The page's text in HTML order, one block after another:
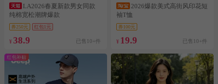
LA2026春夏新款男女同款
纯棉宽松潮牌爆款
券250元 红包1元
¥ 38.9 已售10+件
2026爆款美式高街风印花短
袖T恤
券100元
¥ 19.9 已售10+件
红包补贴